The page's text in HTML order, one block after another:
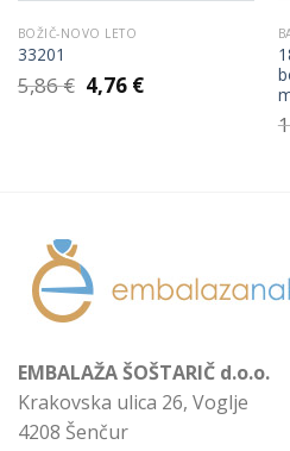
BOŽIČ-NOVO LETO
33201
5,86€ Izvirna
cena
4,76 €Trenutna
EMBALAŽA ŠOŠTARIČ d.o.o.
Krakovska ulica 26, Voglje
4208 Šenčur